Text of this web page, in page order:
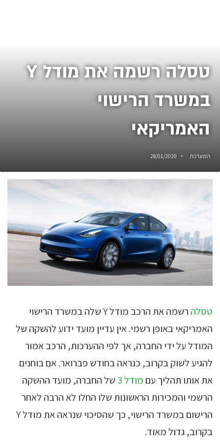
טסלה רשמה את מודל Y
במשרד הרישוי
האמריקאי
המערכת 28/01/2020
טסלה
רשמה את הרכב מודל Y שלה במשרד הרישוי
האמריקאי באופן רשמי. אין עדיין מועד ידוע להשקה של
המודל על ידי החברה, אך לפי ההערכות, הרכב אמור
להגיע לשוק בקרוב, כנראה בחודש פברואר. אם בוחנים
את אותו תהליך עם מודל 3
של החברה, מועד ההשקה
הרשמי והמכירות הראשונות שלו החלו לא הרבה לאחר
הרישום במשרד הרישוי, כך שהסיכוי שנראה את מודל Y
בקרוב, גדול מאוד.